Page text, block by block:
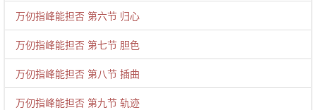
万仞指峰能担否 第六节 归心
万仞指峰能担否 第七节 胆色
万仞指峰能担否 第八节 插曲
万仞指峰能担否 第九节 轨迹